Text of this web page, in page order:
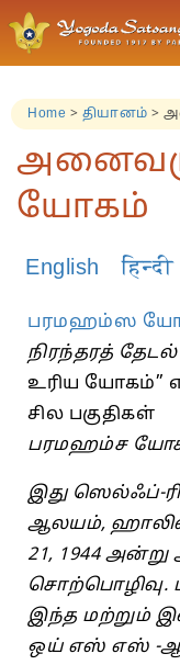
Home > தியானம் >
யோகம்
English हिन्दी
பரமஹம்ஸ
நிரந்தரத் தேடல்
உரிய யோகம்”
சில பகுதிகள்
பரமஹம்ச
இது ஸெல்ஃப்-
ஆலயம்,
21, 1944
இந்த மற்றும்
ஒய் எஸ் எஸ் -